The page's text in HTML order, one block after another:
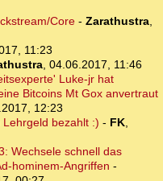
Core- Zarathustra,
11:23
, 04.06.2017, 11:46
Luke-jr hat
Bitcoins Mt Gox anvertraut
12:23
bezahlt :) - FK,
Wechsele schnell das
hominem-Angriffen -